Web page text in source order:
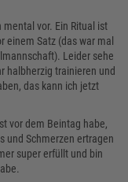
vor. Ein Ritual ist
einem Satz (das war mal
Leider sehe
halbherzig trainieren und
das kann ich jetzt
vor dem Beintag habe,
und Schmerzen ertragen
super erfüllt und bin